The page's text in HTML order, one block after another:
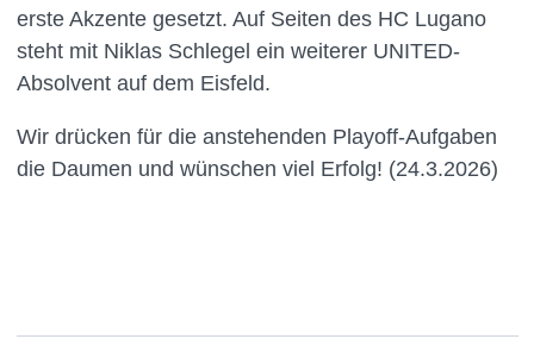
erste Akzente gesetzt. Auf Seiten des HC Lugano
steht mit Niklas Schlegel ein weiterer UNITED-
Absolvent auf dem Eisfeld.
Wir drücken für die anstehenden Playoff-Aufgaben
die Daumen und wünschen viel Erfolg! (24.3.2026)